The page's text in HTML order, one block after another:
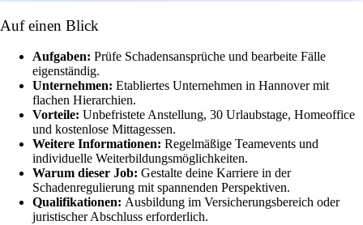
Auf einen Blick
Aufgaben: Prüfe Schadensansprüche und bearbeite Fälle
eigenständig.
Unternehmen: Etabliertes Unternehmen in Hannover mit
flachen Hierarchien.
Vorteile: Unbefristete Anstellung, 30 Urlaubstage, Homeoffice
und kostenlose Mittagessen.
Weitere Informationen: Regelmäßige Teamevents und
individuelle Weiterbildungsmöglichkeiten.
Warum dieser Job: Gestalte deine Karriere in der
Schadenregulierung mit spannenden Perspektiven.
Qualifikationen: Ausbildung im Versicherungsbereich oder
juristischer Abschluss erforderlich.